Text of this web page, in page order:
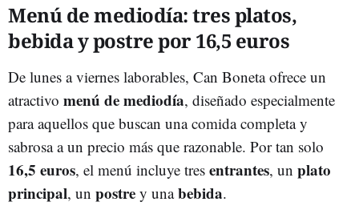
Menú de mediodía: tres platos,
bebida y postre por 16,5 euros
De lunes a viernes laborables, Can Boneta ofrece un
atractivo menú de mediodía, diseñado especialmente
para aquellos que buscan una comida completa y
sabrosa a un precio más que razonable. Por tan solo
16,5 euros, el menú incluye tres entrantes, un plato
principal, un postre y unabebida.